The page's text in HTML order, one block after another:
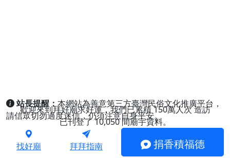
站長提醒：本網站為善意第三方臺灣民俗文化推廣平台，
請信眾切勿過度迷信，仍須注意自身平安。
歡迎來到拜好廟求好運，我們已累積150萬人次造訪
已刊登了10,050間廟宇資料。
找好廟 拜拜指南 捐香積福德